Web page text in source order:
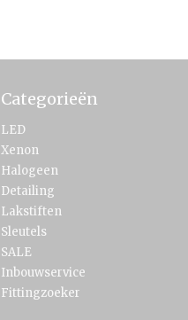
Categorieën
LED
Xenon
Halogeen
Detailing
Lakstiften
Sleutels
SALE
Inbouwservice
Fittingzoeker